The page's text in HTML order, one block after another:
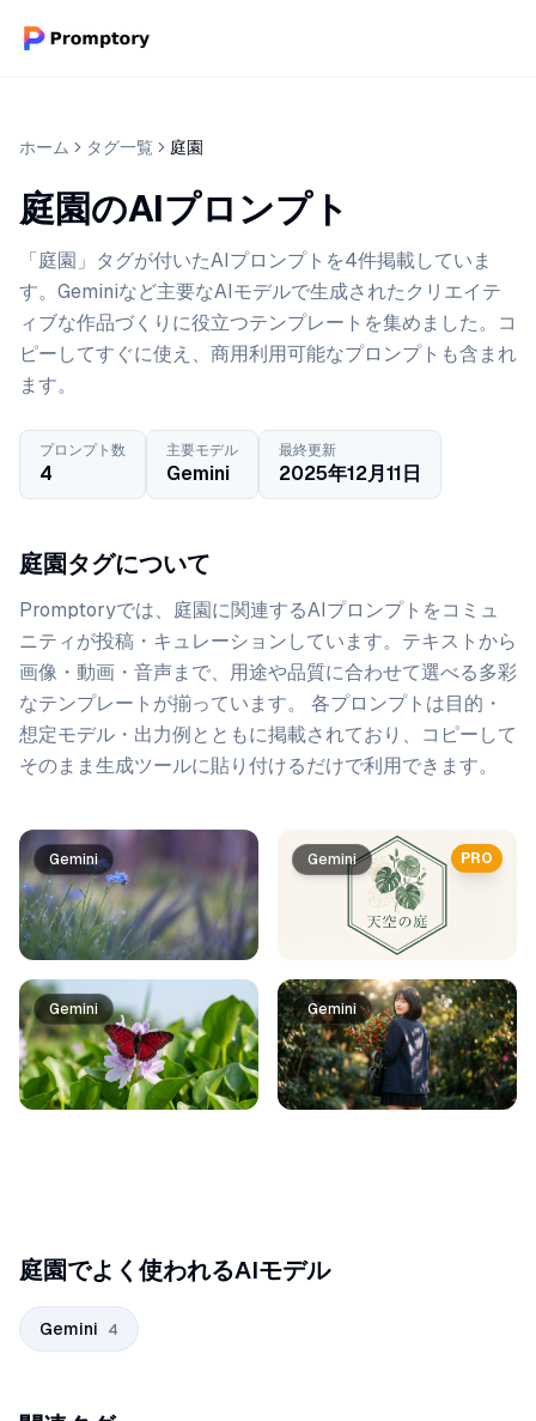
ホーム タグ一覧 庭園
庭園のAIプロンプト
「庭園」タグが付いたAIプロンプトを4件掲載していま
す。Geminiなど主要なAIモデルで生成されたクリエイテ
ィブな作品づくりに役立つテンプレートを集めました。コ
ピーしてすぐに使え、商用利用可能なプロンプトも含まれ
ます。
プロンプト数
4
主要モデル
Gemini
最終更新
2025年12月11日
庭園タグについて
Promptoryでは、 庭園に関連するAIプロンプトをコミュ
ニティが投稿・キュレーションしています。 テキストから
画像・動画・音声まで、用途や品質に合わせて選べる多彩
なテンプレートが揃っています。 各プロンプトは目的・
想定モデル・出力例とともに掲載されており、コピーして
そのまま生成ツールに貼り付けるだけで利用できます。
プロンプト一覧
Gemini
Gemini
PRO
Gemini
Gemini
庭園でよく使われるAIモデル
Gemini 4